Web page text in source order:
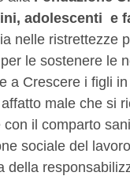
adolescenti  e
nelle ristrettezze
le sostenere le
a Crescere i figli
male che si
con il comparto
sociale del
della